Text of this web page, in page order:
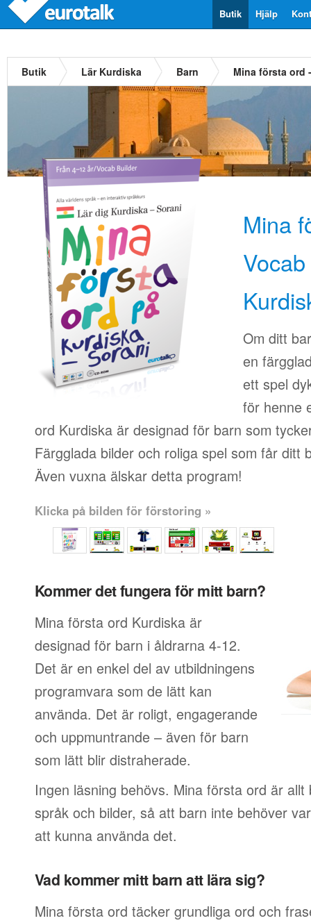
Hjälp
Butik
Butik Lär Kurdiska Barn Mina första ord
Mina
Om ditt
en
ett spel
för henne
ord Kurdiska är designad för barn som
Färgglada bilder och roliga spel som får ditt
Även vuxna älskar detta program!
Klicka på bilden för förstoring »
Kommer det fungera för mitt barn?
Mina första ord Kurdiska är
designad för barn i åldrarna 4-12.
Det är en enkel del av utbildningens
programvara som de lätt kan
använda. Det är roligt, engagerande
och uppmuntrande – även för barn
som lätt blir distraherade.
Ingen läsning behövs. Mina första ord är
språk och bilder, så att barn inte behöver
att kunna använda det.
Vad kommer mitt barn att lära sig?
Mina första ord täcker grundliga ord och